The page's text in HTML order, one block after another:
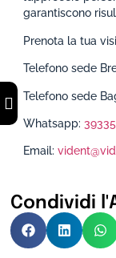
garantiscono
Prenota la tua
Telefono sede
Telefono sede
Whatsapp:
Email:
Condividi